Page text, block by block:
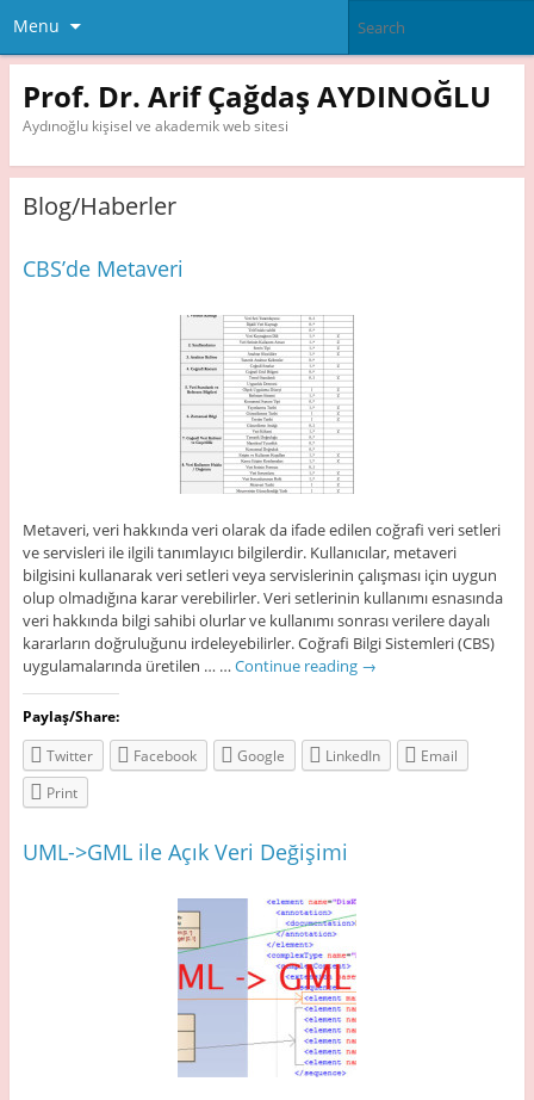
Menu
Prof. Dr. Arif Çağdaş AYDINOĞLU
Aydınoğlu kişisel ve akademik web sitesi
Blog/Haberler
CBS’de Metaveri
Metaveri, veri hakkında veri olarak da ifade edilen coğrafi veri setleri
ve servisleri ile ilgili tanımlayıcı bilgilerdir. Kullanıcılar, metaveri
bilgisini kullanarak veri setleri veya servislerinin çalışması için uygun
olup olmadığına karar verebilirler. Veri setlerinin kullanımı esnasında
veri hakkında bilgi sahibi olurlar ve kullanımı sonrası verilere dayalı
kararların doğruluğunu irdeleyebilirler. Coğrafi Bilgi Sistemleri (CBS)
uygulamalarında üretilen … … Continue reading →
Paylaş/Share:
Twitter
Facebook Google LinkedIn
Email
Print
UML->GML ile Açık Veri Değişimi